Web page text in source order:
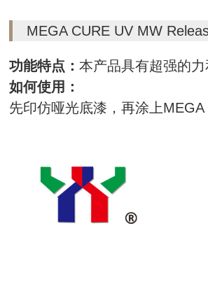
MEGA CURE UV MW
功能特点：本产品具有超强的
如何使用：
先印仿哑光底漆，再涂上